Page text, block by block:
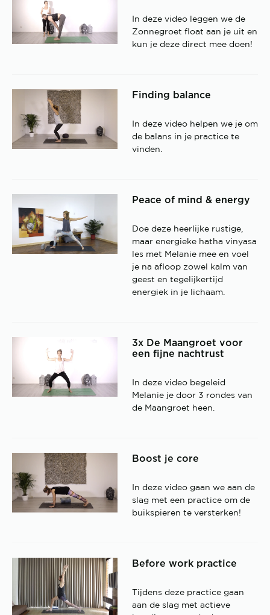
In deze video leggen we de
Zonnegroet float aan je uit en
kun je deze direct mee doen!
Finding balance
In deze video helpen we je om
de balans in je practice te
vinden.
Peace of mind & energy
Doe deze heerlijke rustige,
maar energieke hatha vinyasa
les met Melanie mee en voel
je na afloop zowel kalm van
geest en tegelijkertijd
energiek in je lichaam.
3x De Maangroet voor
een fijne nachtrust
In deze video begeleid
Melanie je door 3 rondes van
de Maangroet heen.
Boost je core
In deze video gaan we aan de
slag met een practice om de
buikspieren te versterken!
Before work practice
Tijdens deze practice gaan
aan de slag met actieve